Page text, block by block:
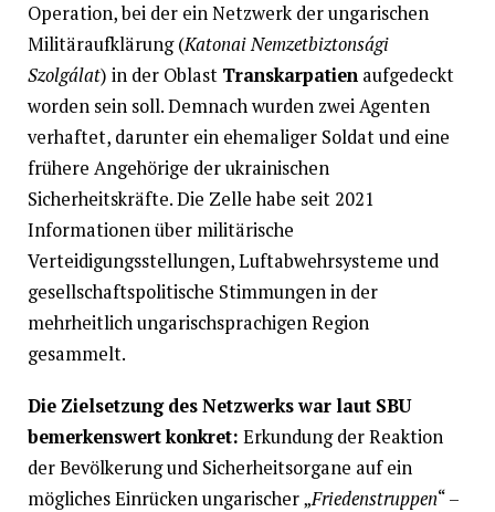
Operation, bei der ein Netzwerk der ungarischen
Militäraufklärung (Katonai Nemzetbiztonsági
Szolgálat) in der Oblast Transkarpatienaufgedeckt
worden sein soll. Demnach wurden zwei Agenten
verhaftet, darunter ein ehemaliger Soldat und eine
frühere Angehörige der ukrainischen
Sicherheitskräfte. Die Zelle habe seit 2021
Informationen über militärische
Verteidigungsstellungen, Luftabwehrsysteme und
gesellschaftspolitische Stimmungen in der
mehrheitlich ungarischsprachigen Region
gesammelt.
Die Zielsetzung des Netzwerks war laut SBU
bemerkenswert konkret: Erkundung der Reaktion
der Bevölkerung und Sicherheitsorgane auf ein
mögliches Einrücken ungarischer „Friedenstruppen“ –